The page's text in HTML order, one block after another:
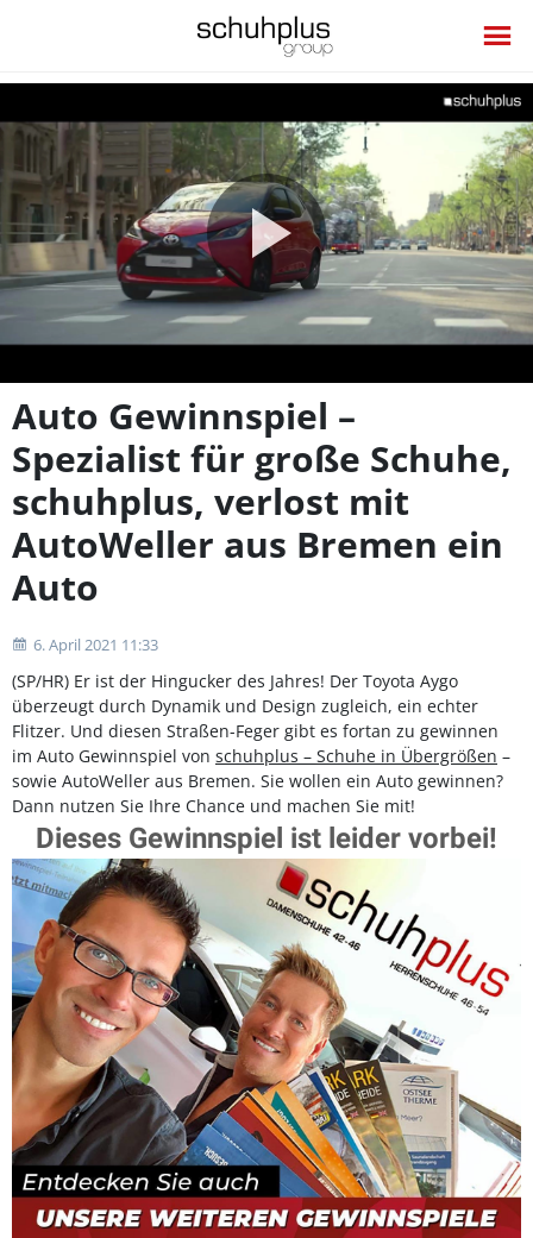
Video
Auto Gewinnspiel –
Spezialist für große Schuhe,
schuhplus, verlost mit
AutoWeller aus Bremen ein
Auto
6. April 2021 11:33
(SP/HR) Er ist der Hingucker des Jahres! Der Toyota Aygo
überzeugt durch Dynamik und Design zugleich, ein echter
Flitzer. Und diesen Straßen-Feger gibt es fortan zu gewinnen
im Auto Gewinnspiel von schuhplus – Schuhe in Übergrößen –
sowie AutoWeller aus Bremen. Sie wollen ein Auto gewinnen?
Dann nutzen Sie Ihre Chance und machen Sie mit!